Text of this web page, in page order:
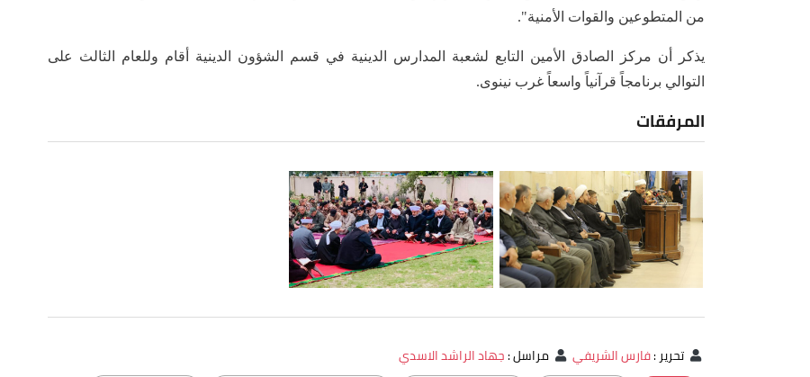
من المتطوعين والقوات الأمنية".
يذكر أن مركز الصادق الأمين التابع لشعبة المدارس الدينية في قسم الشؤون الدينية أقام وللعام الثالث على
التوالي برنامجاً قرآنياً واسعاً غرب نينوى.
المرفقات
تحرير:فارس الشريفي مراسل:جهاد الراشد الاسدي